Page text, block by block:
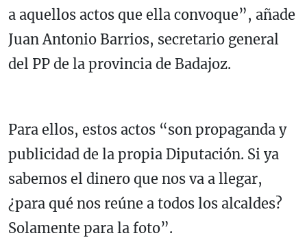
a aquellos actos que ella convoque”, añade
Juan Antonio Barrios, secretario general
del PP de la provincia de Badajoz.
Para ellos, estos actos “son propaganda y
publicidad de la propia Diputación. Si ya
sabemos el dinero que nos va a llegar,
¿para qué nos reúne a todos los alcaldes?
Solamente para la foto”.